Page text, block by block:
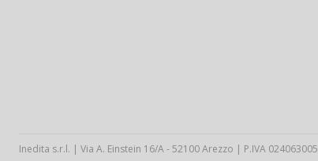
Inedita s.r.l. | Via A. Einstein 16/A - 52100 Arezzo | P.IVA